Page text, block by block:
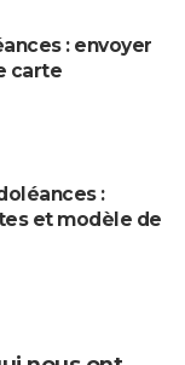
: envoyer
carte
:
et modèle de